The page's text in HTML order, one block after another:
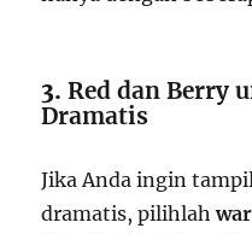
3.Red dan Berry
Dramatis
Jika Anda ingin
dramatis, pilihlah